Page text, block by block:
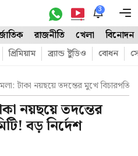
3
রাজনীতি খেলা বিনোদন
প্রিমিয়াম ব্র্যান্ড ষ্টুডিও বোধন
টাকা নয়ছয়ে তদন্তের মুখে
নয়ছয়ে তদন্তের
বড় নির্দেশ